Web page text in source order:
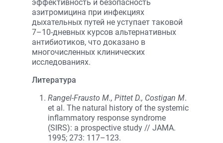
эффективность и безопасность
азитромицина при инфекциях
дыхательных путей не уступает таковой
7–10-дневных курсов альтернативных
антибиотиков, что доказано в
многочисленных клинических
исследованиях.
Литература
Rangel-Frausto M., Pittet D., Costigan M.
et al. The natural history of the systemic
inflammatory response syndrome
(SIRS): a prospective study // JAMA.
1995; 273: 117–123.